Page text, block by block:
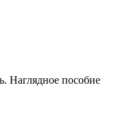
Наглядное пособие